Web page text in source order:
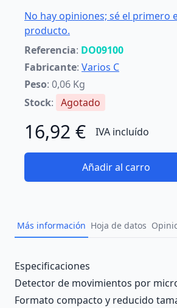
No hay opiniones; sé el primero
producto.
Referencia: DO09100
Fabricante: Varios C
Peso: 0,06 Kg
Stock: Agotado
16,92 € IVA incluído
Añadir al carro
Más información Hoja de datos
Description
Especificaciones
Detector de movimientos por
Formato compacto y reducido